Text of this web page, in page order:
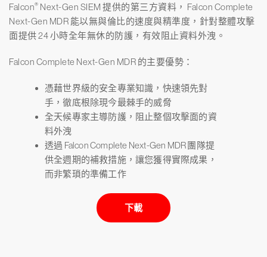
Falcon® Next-Gen SIEM 提供的第三方資料， Falcon Complete
Next-Gen MDR 能以無與倫比的速度與精準度，針對整體攻擊
面提供 24 小時全年無休的防護，有效阻止資料外洩。
Falcon Complete Next-Gen MDR 的主要優勢：
憑藉世界級的安全專業知識，快速領先對
手，徹底根除現今最棘手的威脅
全天候專家主導防護，阻止整個攻擊面的資
料外洩
透過 Falcon Complete Next-Gen MDR 團隊提
供全週期的補救措施，讓您獲得實際成果，
而非繁瑣的準備工作
下載